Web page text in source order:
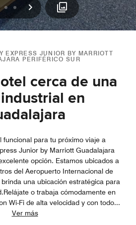
12 Siguiente
EXPRESS JUNIOR BY MARRIOTT
PERIFÉRICO SUR
cerca de una
en
funcional para tu próximo viaje a
Junior by Marriott Guadalajara
opción. Estamos ubicados a
del Aeropuerto Internacional de
una ubicación estratégica para
o trabaja cómodamente en
Wi-Fi de alta velocidad y con todo...
Ver más